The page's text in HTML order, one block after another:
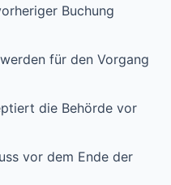
Buchung
für den Vorgang
die Behörde vor
vor dem Ende der